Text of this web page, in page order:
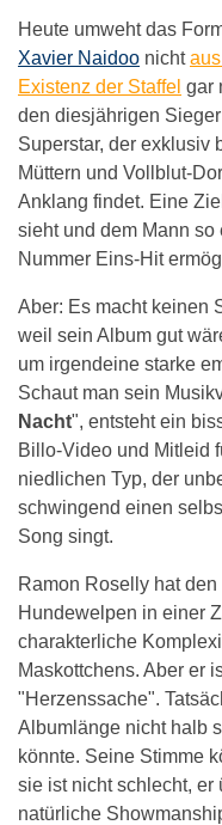
Heute umweht das
Xavier Naidoo nicht
Existenz der Staffel gar
den diesjährigen
Superstar, der exklusiv
Müttern und Vollblut-
Anklang findet. Eine
sieht und dem Mann
Nummer Eins-Hit
Aber: Es macht keinen
weil sein Album gut
um irgendeine starke
Schaut man sein
Nacht", entsteht ein
Billo-Video und Mitleid
niedlichen Typ, der
schwingend einen
Song singt.
Ramon Roselly hat
Hundewelpen in einer
charakterliche
Maskottchens. Aber er
"Herzenssache".
Albumlänge nicht halb
könnte. Seine Stimme
sie ist nicht schlecht, er
natürliche